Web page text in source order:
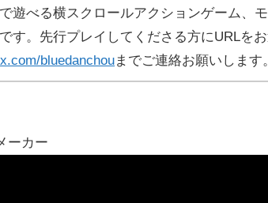
遊べる横スクロールアクションゲーム、
す。先行プレイしてくださる方にURLをお
bluedanchouまでご連絡お願いします。
ーカー